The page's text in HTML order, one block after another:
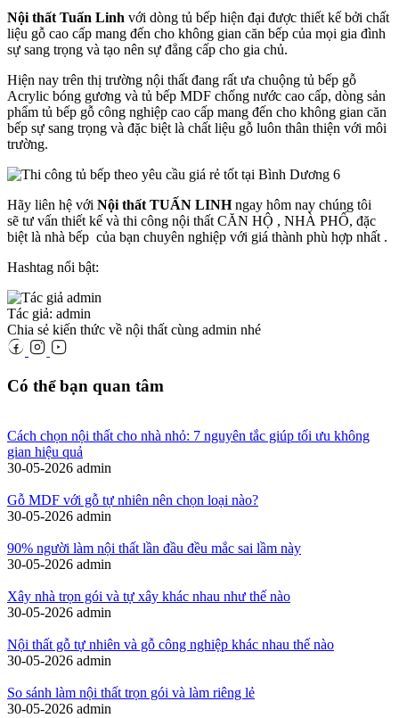
Nội thất Tuấn Linh với dòng tủ bếp hiện đại được thiết kế bởi chất
liệu gỗ cao cấp mang đến cho không gian căn bếp của mọi gia đình
sự sang trọng và tạo nên sự đẳng cấp cho gia chủ.
Hiện nay trên thị trường nội thất đang rất ưa chuộng tủ bếp gỗ
Acrylic bóng gương và tủ bếp MDF chống nước cao cấp, dòng sản
phẩm tủ bếp gỗ công nghiệp cao cấp mang đến cho không gian căn
bếp sự sang trọng và đặc biệt là chất liệu gỗ luôn thân thiện với môi
trường.
Hãy liên hệ với Nội thất TUẤN LINHngay hôm nay chúng tôi
sẽ tư vấn thiết kế và thi công nội thất CĂN HỘ , NHÀ PHỐ, đặc
biệt là nhà bếp của bạn chuyên nghiệp với giá thành phù hợp nhất .
Hashtag nổi bật:
Tác giả: admin
Chia sẻ kiến thức về nội thất cùng admin nhé
Có thể bạn quan tâm
Cách chọn nội thất cho nhà nhỏ: 7 nguyên tắc giúp tối ưu không
gian hiệu quả
30-05-2026 admin
Gỗ MDF với gỗ tự nhiên nên chọn loại nào?
30-05-2026 admin
90% người làm nội thất lần đầu đều mắc sai lầm này
30-05-2026 admin
Xây nhà trọn gói và tự xây khác nhau như thế nào
30-05-2026 admin
Nội thất gỗ tự nhiên và gỗ công nghiệp khác nhau thế nào
30-05-2026 admin
So sánh làm nội thất trọn gói và làm riêng lẻ
30-05-2026 admin